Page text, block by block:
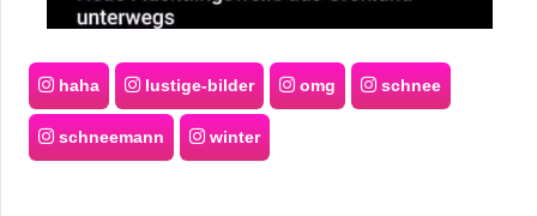
haha lustige-bilder omg schnee
schneemann winter